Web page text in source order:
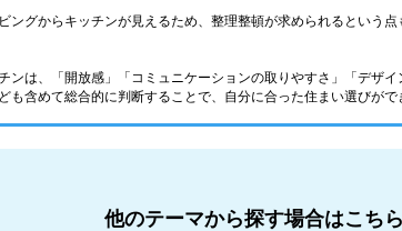
ングからキッチンが見えるため、整理整頓が求められるという
ンは、「開放感」「コミュニケーションの取りやすさ」「デザ
も含めて総合的に判断することで、自分に合った住まい選びがで
他のテーマから探す場合はこち